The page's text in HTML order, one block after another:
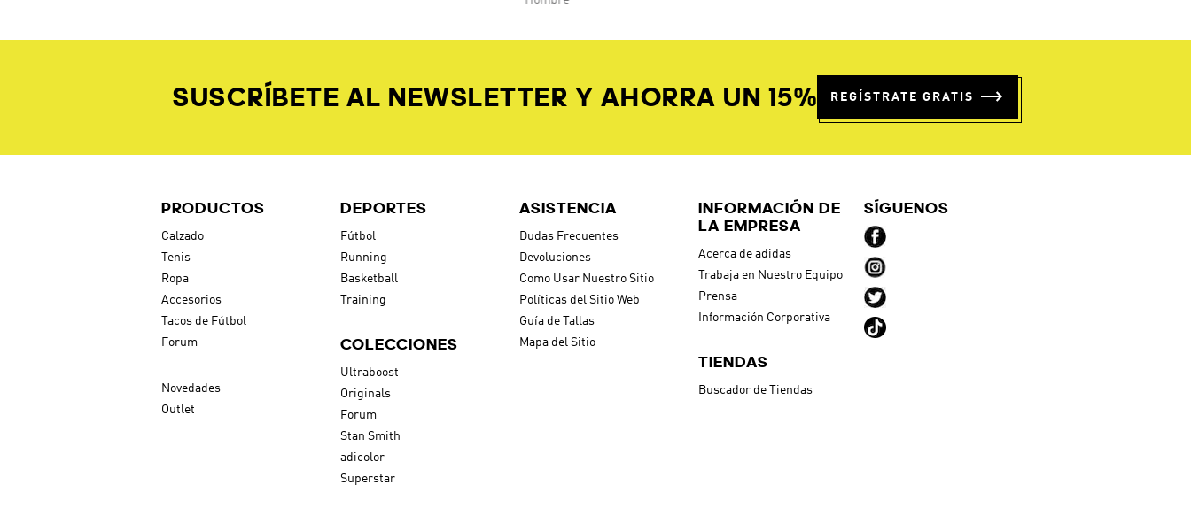
SUSCRÍBETE AL NEWSLETTER Y AHORRA UN 15% REGÍSTRATE GRATIS
PRODUCTOS
Calzado
Tenis
Ropa
Accesorios
Tacos de Fútbol
Forum
Novedades
Outlet
DEPORTES
Fútbol
Running
Basketball
Training
COLECCIONES
Ultraboost
Originals
Forum
Stan Smith
adicolor
Superstar
ASISTENCIA
Dudas Frecuentes
Devoluciones
Como Usar Nuestro Sitio
Políticas del Sitio Web
Guía de Tallas
Mapa del Sitio
INFORMACIÓN DE
LA EMPRESA
Acerca de adidas
Trabaja en Nuestro Equipo
Prensa
Información Corporativa
TIENDAS
Buscador de Tiendas
SÍGUENOS